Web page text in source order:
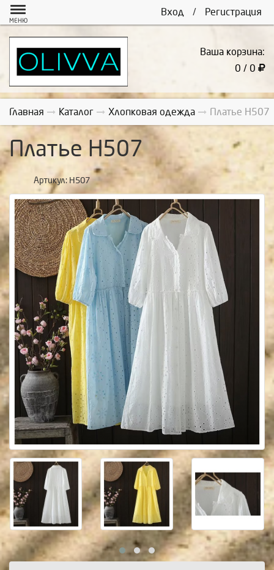
Вход / Регистрация
МЕНЮ
Ваша корзина:
0 / 0
Главная Каталог Хлопковая одежда Платье Н507
Платье Н507
Артикул: Н507